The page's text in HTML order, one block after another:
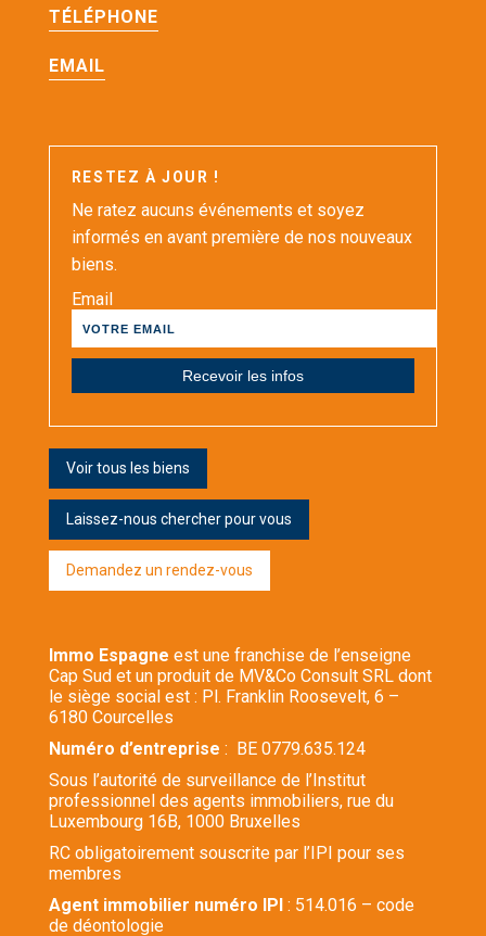
TÉLÉPHONE
EMAIL
RESTEZ À JOUR !
Ne ratez aucuns événements et soyez
informés en avant première de nos nouveaux
biens.
Email
Voir tous les biens
Laissez-nous chercher pour vous
Demandez un rendez-vous
Immo Espagne est une franchise de l’enseigne
Cap Sud et un produit de MV&Co Consult SRL dont
le siège social est : Pl. Franklin Roosevelt, 6 –
6180 Courcelles
Numéro d’entreprise : BE 0779.635.124
Sous l’autorité de surveillance de l’Institut
professionnel des agents immobiliers, rue du
Luxembourg 16B, 1000 Bruxelles
RC obligatoirement souscrite par l’IPI pour ses
membres
Agent immobilier numéro IPI : 514.016 – code
de déontologie